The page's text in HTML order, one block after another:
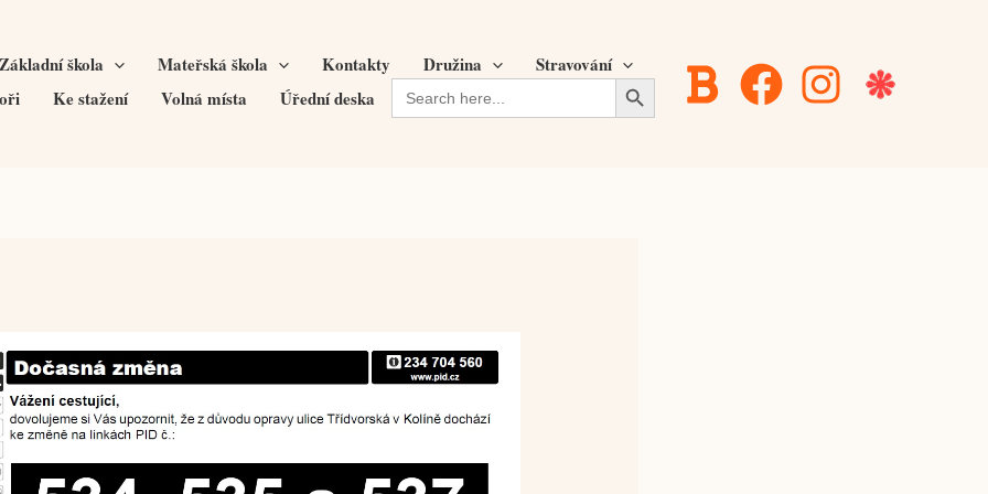
Základní škola Mateřská škola Kontakty Družina
Stravování
Ke stažení Volná místa Úřední deska Search
for:
Search Button